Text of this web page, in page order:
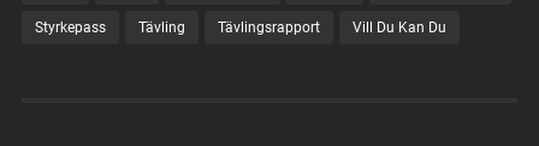
Styrkepass Tävling Tävlingsrapport Vill Du Kan Du